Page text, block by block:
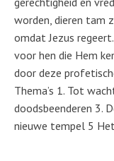
worden, dieren tam
omdat Jezus
voor hen die Hem
door deze
Thema’s 1. Tot
doodsbeenderen 3.
nieuwe tempel 5